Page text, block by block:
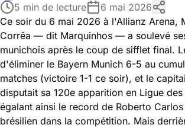
5 min de lecture
6 mai 2026
Ce soir du 6 mai 2026 à l'Allianz Arena,
Corrêa — dit Marquinhos — a soulevé
munichois après le coup de sifflet final.
d'éliminer le Bayern Munich 6-5 au
matches (victoire 1-1 ce soir), et le
disputait sa 120e apparition en Ligue
égalant ainsi le record de Roberto
brésilien dans la compétition. Mais